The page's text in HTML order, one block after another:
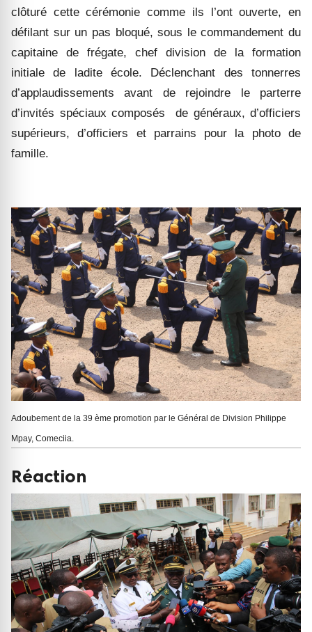
clôturé cette cérémonie comme ils l’ont ouverte, en
défilant sur un pas bloqué, sous le commandement du
capitaine de frégate, chef division de la formation
initiale de ladite école. Déclenchant
des tonnerres
d’applaudissements avant de rejoindre
le parterre
d’invités spéciaux composés de généraux, d’officiers
supérieurs, d’officiers et parrains pour la photo de
famille.
Adoubement de la 39 ème promotion par le Général de Division Philippe
Mpay, Comeciia.
Réaction